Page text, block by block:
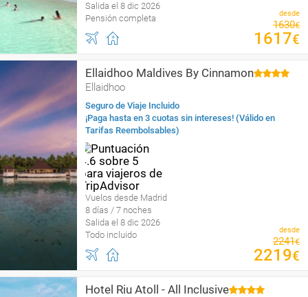
Salida el 8 dic 2026
Pensión completa
desde
1630€
1617€
Ellaidhoo Maldives By Cinnamon
Ellaidhoo
Seguro de Viaje Incluido
¡Paga hasta en 3 cuotas sin intereses! (Válido en
Tarifas Reembolsables)
Vuelos desde Madrid
8 días / 7 noches
Salida el 8 dic 2026
Todo incluido
desde
2241€
2219€
Hotel Riu Atoll - All Inclusive